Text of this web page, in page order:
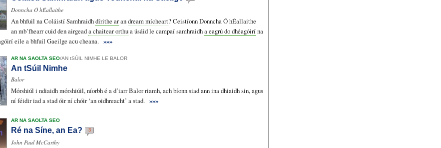
Donncha Ó hÉallaithe
An bhfuil na Coláistí Samhraidhdírithe arandream mícheart? Ceistíonn Donncha Ó hÉallaithe
an mb’fhearr cuid den airgeada chaitear orthua úsáid le campaí samhraidha eagrú do dhéagóirína
eile a bhfuil Gaeilge acu cheana. »»»
AR NA SAOLTA SEO/AN tSÚIL NIMHE LE BALOR
An tSúil Nimhe
Balor
Mórshiúl i ndiaidh mórshiúil, níorbh é a d’iarr Balor riamh, ach bíonn siad ann ina dhiaidh sin, agus
ní féidir iad a stad óir ní chóir ‘an oidhreacht’ a stad. »»»
AR NA SAOLTA SEO
Ré na Síne, an Ea? 3
John Paul McCarthy